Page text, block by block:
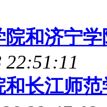
和济宁
22:51:11
长江师